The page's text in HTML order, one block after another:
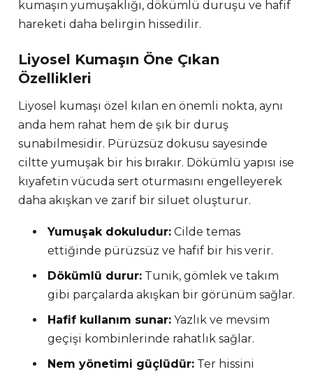
kumaşın yumuşaklığı, dökümlü duruşu ve hafif
hareketi daha belirgin hissedilir.
Liyosel Kumaşın Öne Çıkan
Özellikleri
Liyosel kumaşı özel kılan en önemli nokta, aynı
anda hem rahat hem de şık bir duruş
sunabilmesidir. Pürüzsüz dokusu sayesinde
ciltte yumuşak bir his bırakır. Dökümlü yapısı ise
kıyafetin vücuda sert oturmasını engelleyerek
daha akışkan ve zarif bir siluet oluşturur.
Yumuşak dokuludur: Cilde temas
ettiğinde pürüzsüz ve hafif bir his verir.
Dökümlü durur: Tunik, gömlek ve takım
gibi parçalarda akışkan bir görünüm sağlar.
Hafif kullanım sunar: Yazlık ve mevsim
geçişi kombinlerinde rahatlık sağlar.
Nem yönetimi güçlüdür: Ter hissini